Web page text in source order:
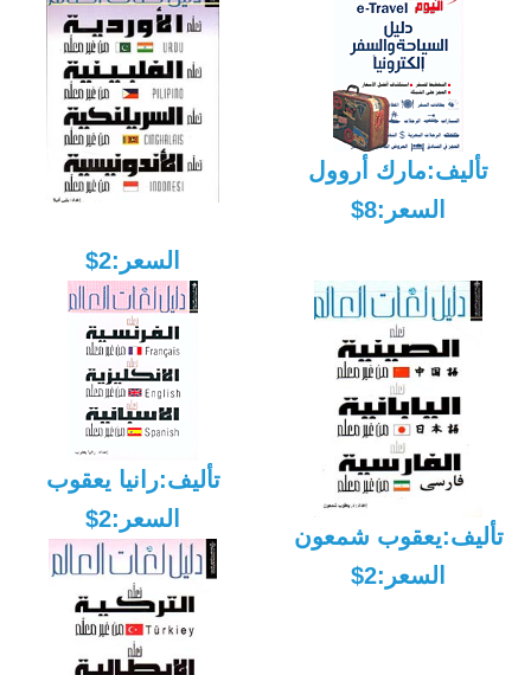
تأليف:مارك أروول
السعر:8$
السعر:2$
تأليف:يعقوب شمعون
السعر:2$
تأليف:رانيا يعقوب
السعر:2$